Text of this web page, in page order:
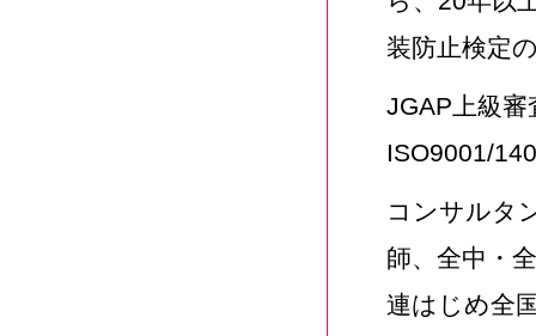
装防止検定
JGAP上級審
ISO9001/
コンサルタ
師、全中・
連はじめ全